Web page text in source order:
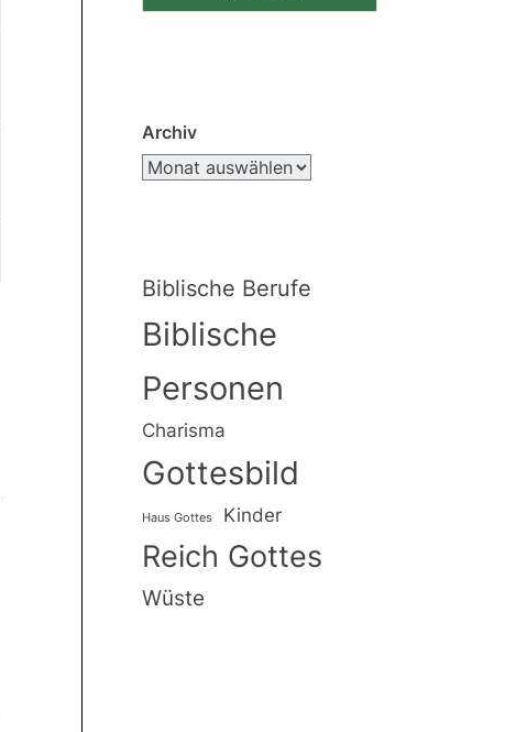
Archiv
Biblische Berufe
Biblische
Personen
Charisma
Gottesbild
Haus Gottes Kinder
Reich Gottes
Wüste